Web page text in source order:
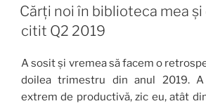
ON
Cărți noi în biblioteca mea și
citit Q2 2019
A sosit și vremea să facem o
doilea trimestru din anul 2019.
extrem de productivă, zic eu, atât